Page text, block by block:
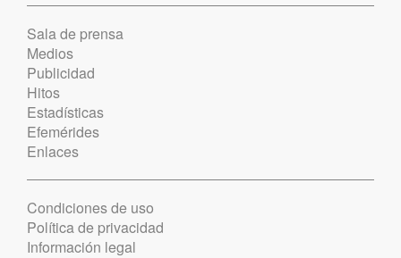
Sala de prensa
Medios
Publicidad
Hitos
Estadísticas
Efemérides
Enlaces
Condiciones de uso
Política de privacidad
Información legal